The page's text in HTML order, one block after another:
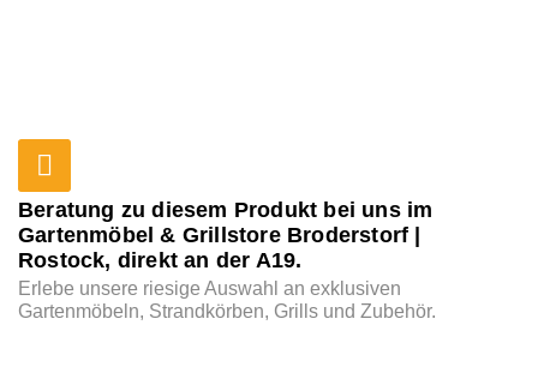
Beratung zu diesem Produkt bei uns im
Gartenmöbel & Grillstore Broderstorf |
Rostock, direkt an der A19.
Erlebe unsere riesige Auswahl an exklusiven
Gartenmöbeln, Strandkörben, Grills und Zubehör.